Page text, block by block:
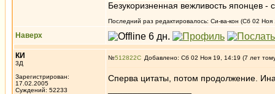
Безукоризненная вежливость японцев -
Последний раз редактировалось: Си-ва-кон (Сб 02 Ноя
Наверх
КИ
3Д
Зарегистрирован:
17.02.2005
Суждений: 52233
№512822 Добавлено: Сб 02 Ноя 19, 14:19 (7 лет
Сперва цитаты, потом продолжение.